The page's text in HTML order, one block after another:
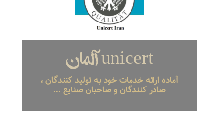
unicert آلمان
آماده ارائه خدمات خود به تولید کنندگان ،
صادر کنندگان و صاحبان صنایع ...